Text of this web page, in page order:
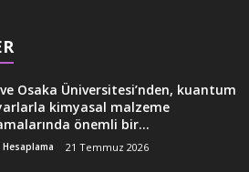
Osaka Üniversitesi’nden, kuantum
kimyasal malzeme
önemli bir...
21 Temmuz 2026